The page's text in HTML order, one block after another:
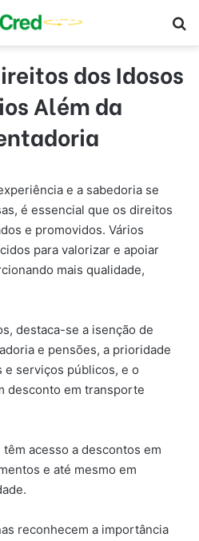
dos Idosos
Além da
e a sabedoria se
é essencial que os direitos
e promovidos. Vários
para valorizar e apoiar
mais qualidade,
destaca-se a isenção de
e pensões, a prioridade
serviços públicos, e o
desconto em transporte
acesso a descontos em
e até mesmo em
reconhecem a importância